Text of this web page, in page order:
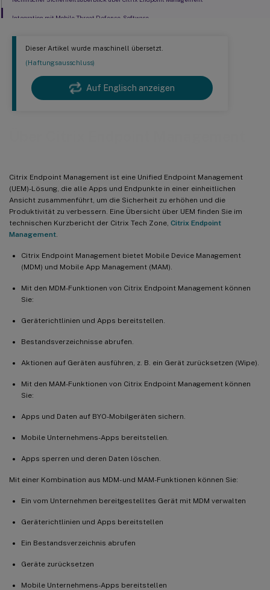
Dieser Artikel wurde maschinell übersetzt.
(Haftungsausschluss)
Auf Englisch anzeigen
Citrix Endpoint Management ist eine Unified Endpoint Management
(UEM)-Lösung, die alle Apps und Endpunkte in einer einheitlichen
Ansicht zusammenführt, um die Sicherheit zu erhöhen und die
Produktivität zu verbessern. Eine Übersicht über UEM finden Sie im
technischen Kurzbericht der Citrix Tech Zone, Citrix Endpoint
Management
Citrix Endpoint Management bietet Mobile Device Management
(MDM) und Mobile App Management (MAM).
Mit den MDM-Funktionen von Citrix Endpoint Management können
Sie:
Geräterichtlinien und Apps bereitstellen.
Bestandsverzeichnisse abrufen.
Aktionen auf Geräten ausführen, z. B. ein Gerät zurücksetzen (Wipe).
Mit den MAM-Funktionen von Citrix Endpoint Management können
Sie:
Apps und Daten auf BYO-Mobilgeräten sichern.
Mobile Unternehmens-Apps bereitstellen.
Apps sperren und deren Daten löschen.
Mit einer Kombination aus MDM- und MAM-Funktionen können Sie:
Ein vom Unternehmen bereitgestelltes Gerät mit MDM verwalten
Geräterichtlinien und Apps bereitstellen
Ein Bestandsverzeichnis abrufen
Geräte zurücksetzen
Mobile Unternehmens-Apps bereitstellen
Integration mit Mobile Threat Defense-Software